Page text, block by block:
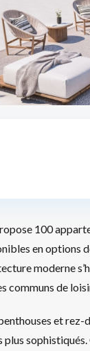
100
en
moderne
communs de
et